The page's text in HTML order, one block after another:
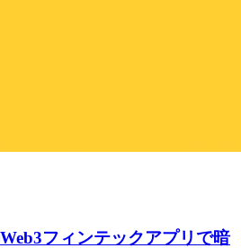
フィンテックアプリで暗